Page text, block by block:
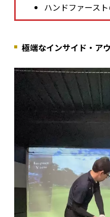
ハンドファース
極端なインサイド・ア